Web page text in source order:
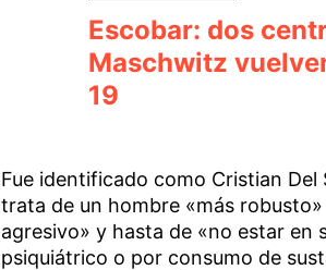
Escobar: dos
Maschwitz
19
Fue identificado como Cristian
trata de un hombre «más
agresivo» y hasta de «no estar en
psiquiátrico o por consumo de